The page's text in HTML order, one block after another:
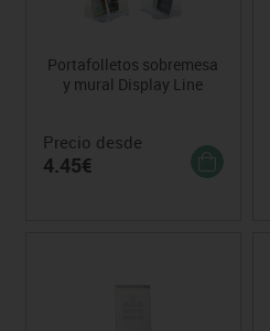
Portafolletos sobremesa
y mural Display Line
Precio desde
4.45€